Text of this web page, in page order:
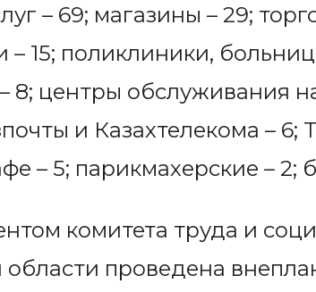
– 69; магазины – 29;
– 15; поликлиники,
8; центры обслуживания
и Казахтелекома –
– 5; парикмахерские – 2;
комитета труда и
области проведена